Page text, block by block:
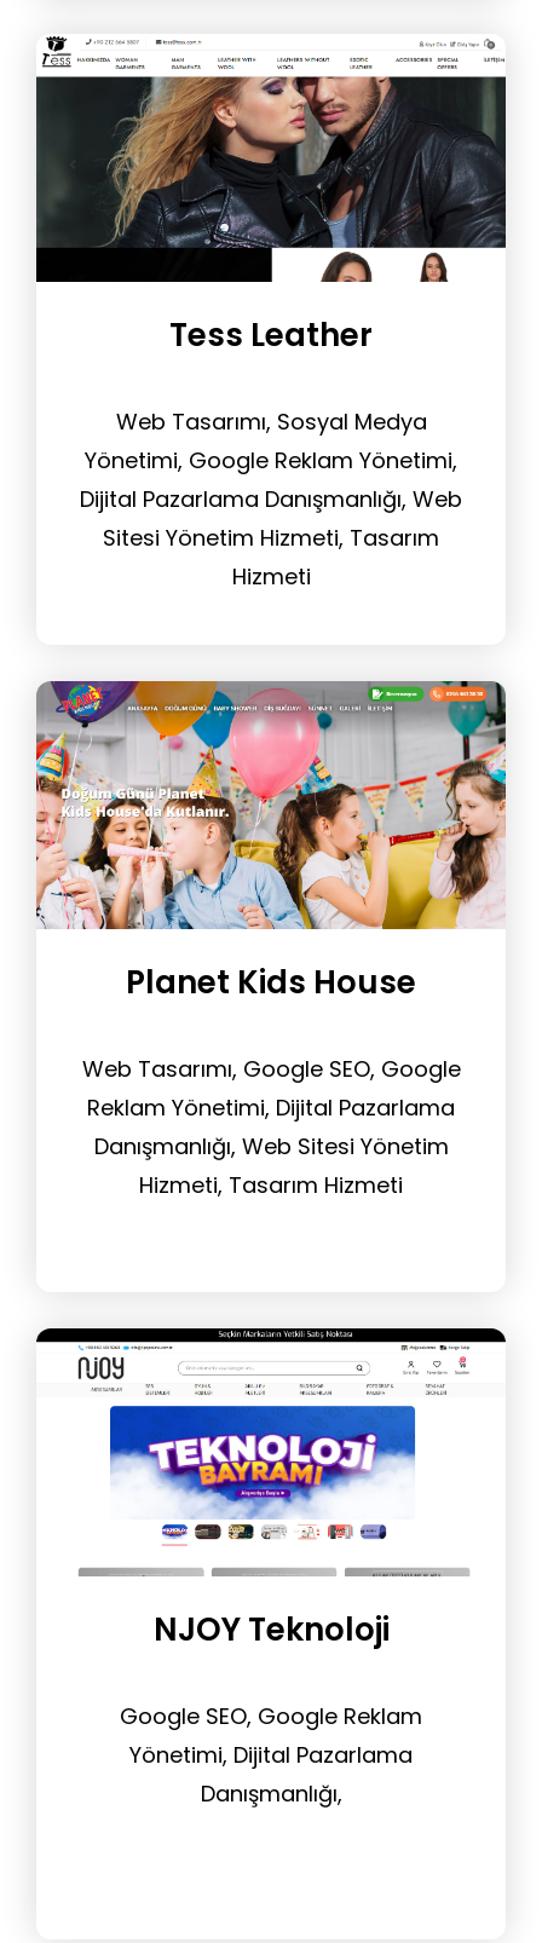
Tess Leather
Web Tasarımı, Sosyal Medya
Yönetimi, Google Reklam Yönetimi,
Dijital Pazarlama Danışmanlığı, Web
Sitesi Yönetim Hizmeti, Tasarım
Hizmeti
Planet Kids House
Web Tasarımı, Google SEO, Google
Reklam Yönetimi, Dijital Pazarlama
Danışmanlığı, Web Sitesi Yönetim
Hizmeti, Tasarım Hizmeti
NJOY Teknoloji
Google SEO, Google Reklam
Yönetimi, Dijital Pazarlama
Danışmanlığı,